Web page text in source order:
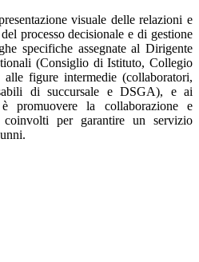
visuale delle relazioni e
processo decisionale e di gestione
specifiche assegnate al Dirigente
(Consiglio di Istituto, Collegio
figure intermedie (collaboratori,
di succursale e DSGA), e ai
promuovere la collaborazione e
per garantire un servizio